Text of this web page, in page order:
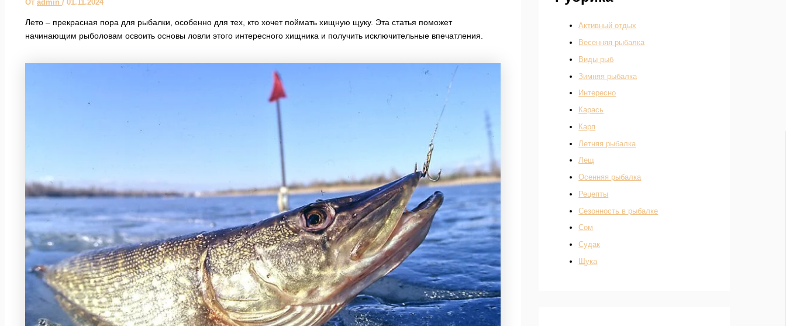
От admin / 01.11.2024
Лето – прекрасная пора для рыбалки, особенно для тех, кто хочет поймать хищную щуку. Эта статья поможет
начинающим рыболовам освоить основы ловли этого интересного хищника и получить исключительные впечатления.
Активный отдых
Весенняя рыбалка
Виды рыб
Зимняя рыбалка
Интересно
Карась
Карп
Летняя рыбалка
Лещ
Осенняя рыбалка
Рецепты
Сезонность в рыбалке
Сом
Судак
Щука